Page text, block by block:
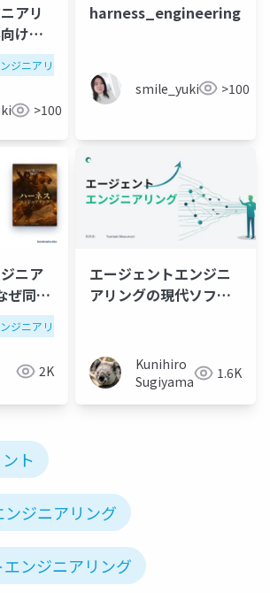
アリ
け
ジニアリング
>100
harness_engineering
smile_yukiko_it>100
ニア
ぜ同じ
のか
ジニアリング
2K
エージェントエンジニ
アリングの現代ソフト
Kunihiro
Sugiyama
1.6K
ト
ジニアリング
ンジニアリング